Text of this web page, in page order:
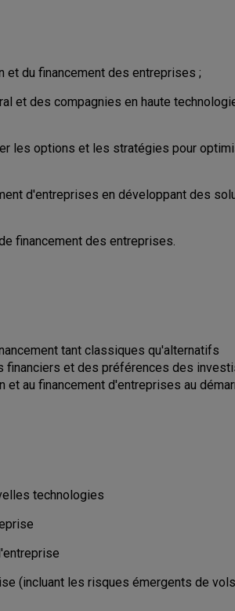
du financement des entreprises ;
et des compagnies en haute
les options et les stratégies pour
d'entreprises en développant des
financement des entreprises.
tant classiques qu'alternatifs
financiers et des préférences des
au financement d'entreprises au
technologies
(incluant les risques émergents de